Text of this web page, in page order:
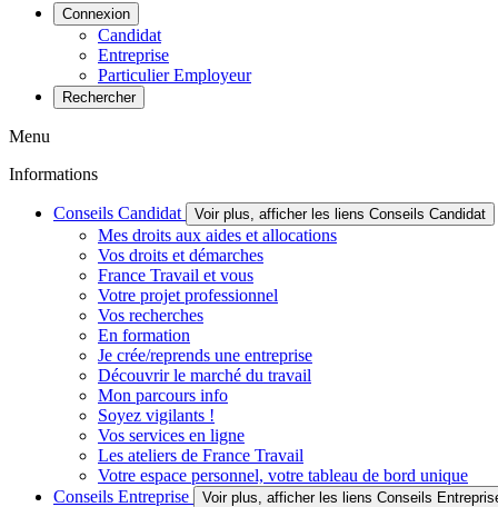
Connexion
Candidat
Entreprise
Particulier Employeur
Rechercher
Menu
Informations
Conseils Candidat Voir plus, afficher les liens Conseils Candidat
Mes droits aux aides et allocations
Vos droits et démarches
France Travail et vous
Votre projet professionnel
Vos recherches
En formation
Je crée/reprends une entreprise
Découvrir le marché du travail
Mon parcours info
Soyez vigilants !
Vos services en ligne
Les ateliers de France Travail
Votre espace personnel, votre tableau de bord unique
Conseils Entreprise
Voir plus, afficher les liens Conseils